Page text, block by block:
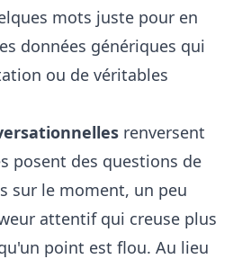
mots juste pour en
données génériques qui
ou de véritables
renversent
posent des questions de
sur le moment, un peu
attentif qui creuse plus
point est flou. Au lieu